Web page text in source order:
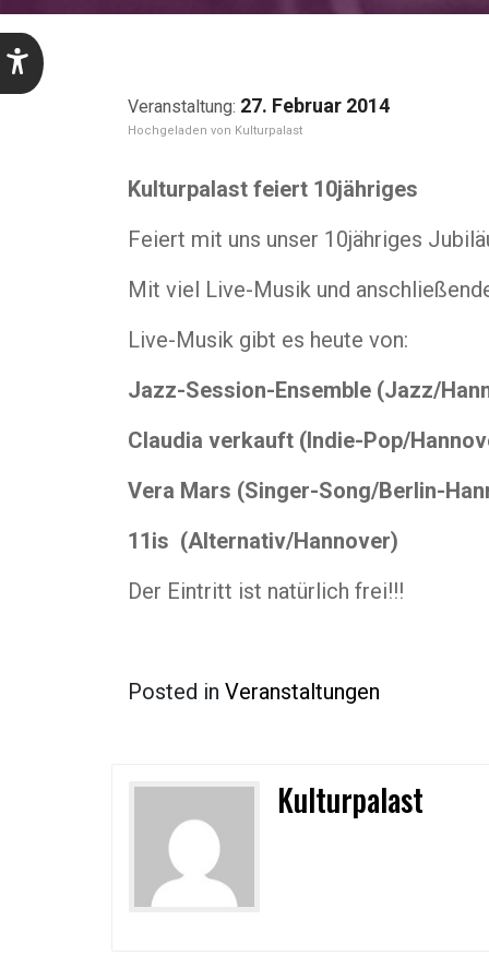
27. Februar 2014
Kulturpalast
Kulturpalast feiert 10jähriges
Feiert mit uns unser 10jähriges
Mit viel Live-Musik und
Live-Musik gibt es heute von:
Jazz-Session-Ensemble (Jazz/
Claudia verkauft (Indie-Pop/
Vera Mars (Singer-Song/Berlin-
11is (Alternativ/Hannover)
Der Eintritt ist natürlich frei!!!
Posted in Veranstaltungen
Kulturpalast